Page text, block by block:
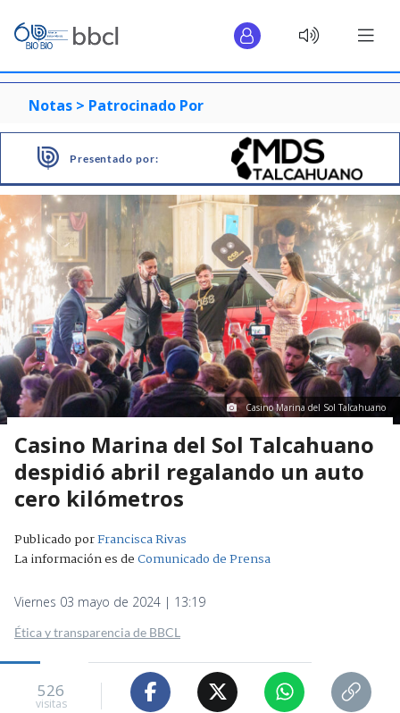
Notas > Patrocinado Por
Presentado por:
Casino Marina del Sol Talcahuano
Casino Marina del Sol Talcahuano
despidió abril regalando un auto
cero kilómetros
Publicado porFrancisca Rivas
La información es deComunicado de Prensa
Viernes 03 mayo de 2024 | 13:19
Ética y transparencia de BBCL
526
visitas